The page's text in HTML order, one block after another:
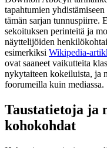
tapahtumien
tämän sarjan tunnuspiirre.
sekoituksen perinteitä ja
näyttelijöiden
esimerkiksi Wikipedia-
ovat saaneet vaikutteita
nykytaiteen kokeiluista, ja
foorumeilla kuin mediassa.
Taustatietoja ja
kohokohdat